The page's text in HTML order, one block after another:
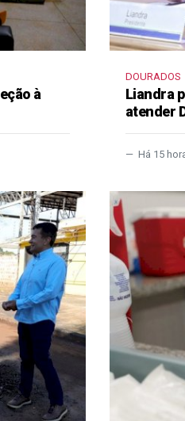
à
DOURADOS
Liandra
atender
Há 15